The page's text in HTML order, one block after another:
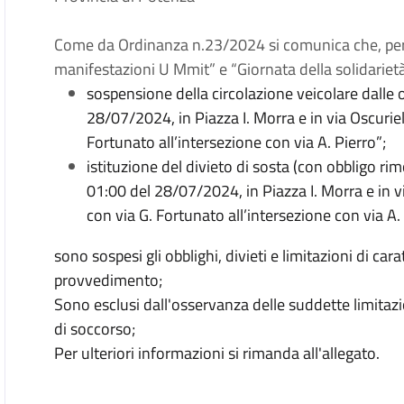
Come da Ordinanza n.23/2024 si comunica che,
manifestazioni U Mmit” e “Giornata della
sospensione della circolazione veicolare
28/07/2024, in Piazza I. Morra e in via
Fortunato all’intersezione con via A. Pierro”;
istituzione del divieto di sosta (con obbligo
01:00 del 28/07/2024, in Piazza I. Morra e in
con via G. Fortunato all’intersezione con via
sono sospesi gli obblighi, divieti e limitazioni di
provvedimento;
Sono esclusi dall'osservanza delle suddette
di soccorso;
Per ulteriori informazioni si rimanda all'allegato.